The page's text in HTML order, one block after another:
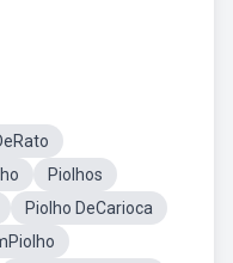
Piolhos
Piolho DeCarioca